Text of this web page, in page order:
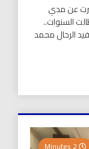
عن مدي
السنوات..
الرحال محمد